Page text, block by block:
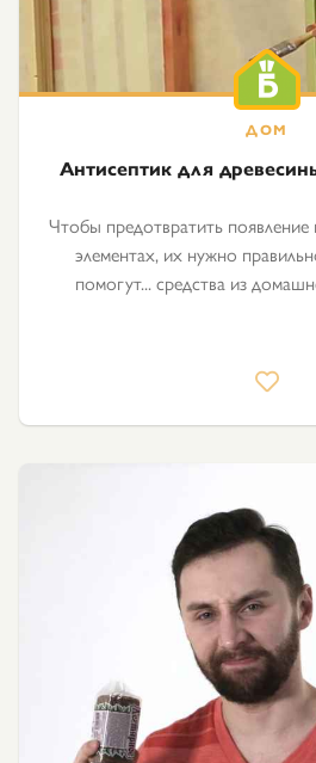
Антисептик для
Чтобы предотвратить появление
элементах, их нужно
помогут... средства из